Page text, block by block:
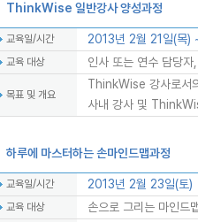
ThinkWise 일반강사 양성과정
교육일/시간 2013년 2월 21일(목)
교육 대상 인사 또는 연수 담당
목표 및 개요
ThinkWise 강사로서
사내 강사 및
하루에 마스터하는 손마인드맵과정
교육일/시간 2013년 2월 23일(토)
교육 대상 손으로 그리는 마인드